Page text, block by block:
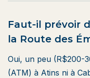
Faut-il prévoir
la Route des
Oui, un peu (R$200-
(ATM) à Atins ni à